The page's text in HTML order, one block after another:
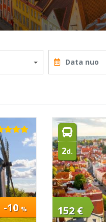
-10 %
2d.
152 €